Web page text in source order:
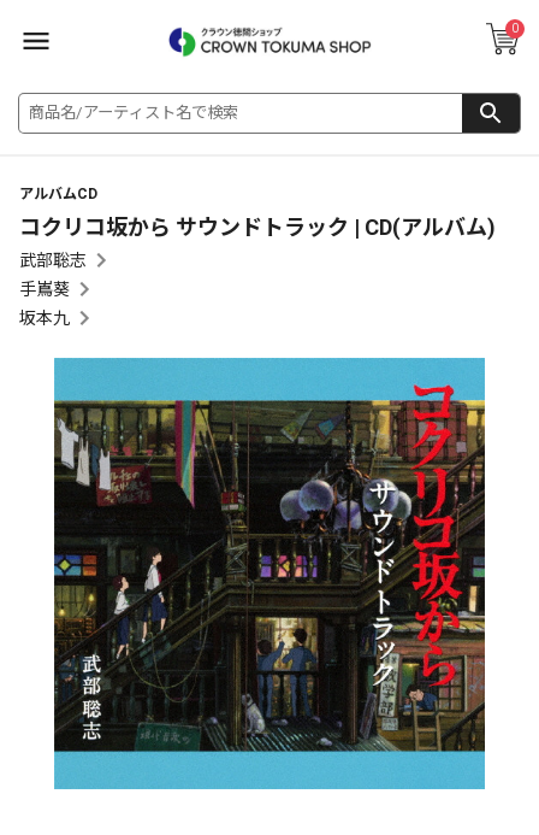
0
アルバムCD
コクリコ坂から サウンドトラック | CD(アルバム)
武部聡志
手嶌葵
坂本九